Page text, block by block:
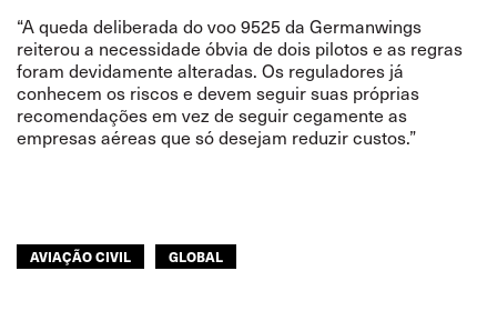
“A queda deliberada do voo 9525 da Germanwings
reiterou a necessidade óbvia de dois pilotos e as regras
foram devidamente alteradas. Os reguladores já
conhecem os riscos e devem seguir suas próprias
recomendações em vez de seguir cegamente as
empresas aéreas que só desejam reduzir custos.”
AVIAÇÃO CIVIL GLOBAL